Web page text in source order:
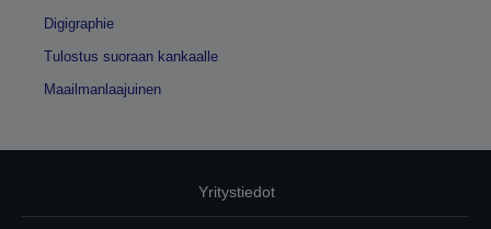
Digigraphie
Tulostus suoraan kankaalle
Maailmanlaajuinen
Yritystiedot